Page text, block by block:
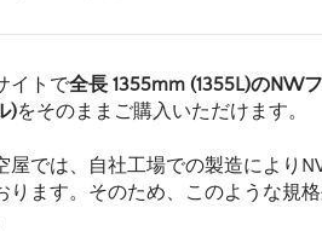
イトで全長 1355mm (1355L)のNW
)をそのままご購入いただけます。
屋では、自社工場での製造により
ります。そのため、このような規